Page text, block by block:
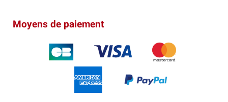
Moyens de paiement